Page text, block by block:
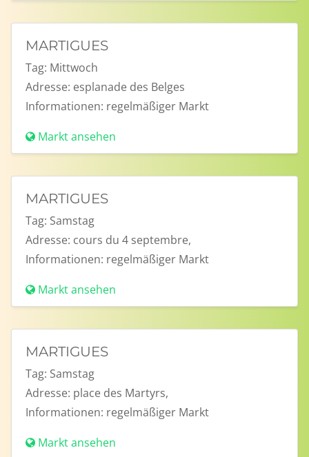
MARTIGUES
Tag: Mittwoch
Adresse: esplanade des Belges
Informationen: regelmäßiger Markt
Markt ansehen
MARTIGUES
Tag: Samstag
Adresse: cours du 4 septembre,
Informationen: regelmäßiger Markt
Markt ansehen
MARTIGUES
Tag: Samstag
Adresse: place des Martyrs,
Informationen: regelmäßiger Markt
Markt ansehen